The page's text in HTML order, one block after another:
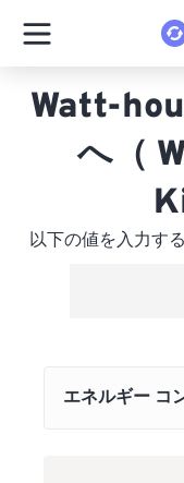
Watt-
へ（
以下の値を入力す